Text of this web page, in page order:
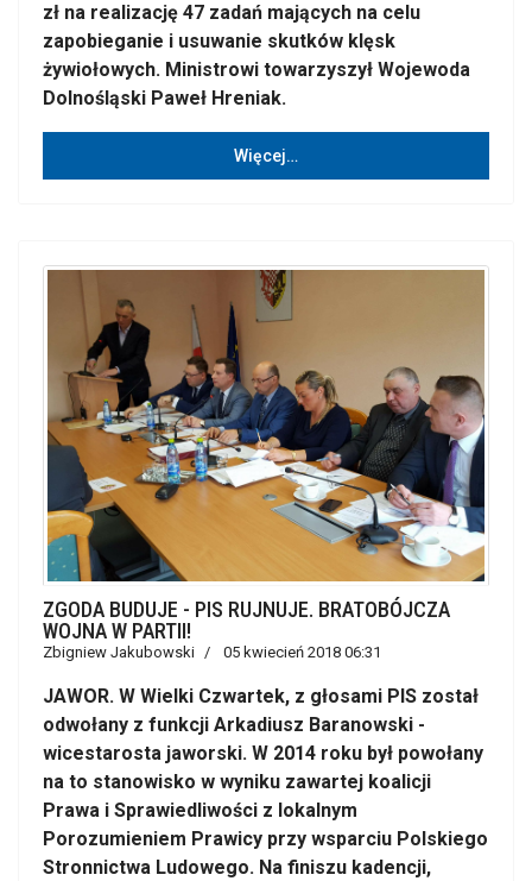
zł na realizację 47 zadań mających na celu
zapobieganie i usuwanie skutków klęsk
żywiołowych. Ministrowi towarzyszył Wojewoda
Dolnośląski Paweł Hreniak.
Więcej…
ZGODA BUDUJE - PIS RUJNUJE. BRATOBÓJCZA
WOJNA W PARTII!
Zbigniew Jakubowski 05 kwiecień 2018 06:31
JAWOR. W Wielki Czwartek, z głosami PIS został
odwołany z funkcji Arkadiusz Baranowski -
wicestarosta jaworski. W 2014 roku był powołany
na to stanowisko w wyniku zawartej koalicji
Prawa i Sprawiedliwości z lokalnym
Porozumieniem Prawicy przy wsparciu Polskiego
Stronnictwa Ludowego. Na finiszu kadencji,